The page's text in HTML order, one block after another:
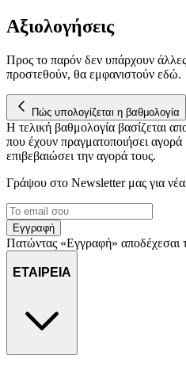
Αξιολογήσεις
Προς το παρόν δεν υπάρχουν
προστεθούν, θα εμφανιστούν εδώ.
Πώς υπολογίζεται η βαθμολογία
Η τελική βαθμολογία βασίζεται
που έχουν πραγματοποιήσει
επιβεβαιώσει την αγορά τους.
Γράψου στο Νewsletter μας για
Εγγραφή
Πατώντας «Εγγραφή» αποδέχεσαι
ΕΤΑΙΡΕΙΑ